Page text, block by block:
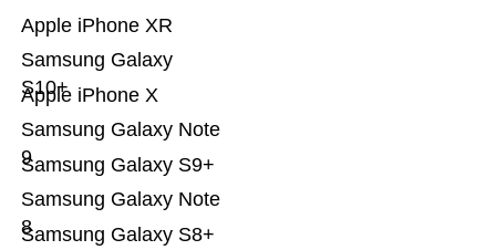
Samsung Galaxy S8+
Samsung Galaxy Note
8
Samsung Galaxy S9+
Samsung Galaxy Note
9
Apple iPhone X
Samsung Galaxy
S10+
Apple iPhone XR